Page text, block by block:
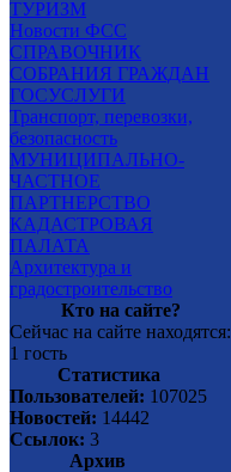
ТУРИЗМ
Новости ФСС
СПРАВОЧНИК
СОБРАНИЯ ГРАЖДАН
ГОСУСЛУГИ
Транспорт, перевозки,
безопасность
МУНИЦИПАЛЬНО-
ЧАСТНОЕ
ПАРТНЕРСТВО
КАДАСТРОВАЯ
ПАЛАТА
Архитектура и
градостроительство
Кто на сайте?
Сейчас на сайте находятся:
1 гость
Статистика
Пользователей: 107025
Новостей: 14442
Ссылок: 3
Архив